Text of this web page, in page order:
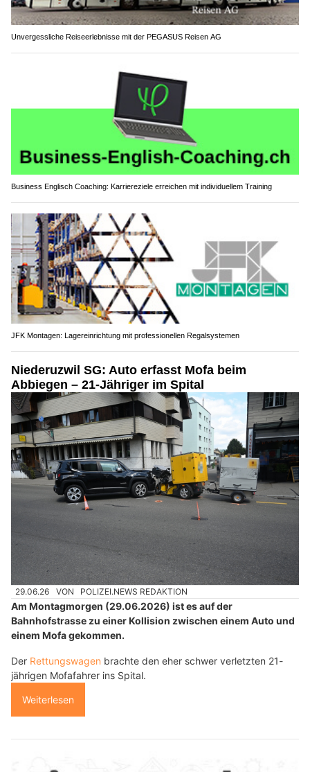
Unvergessliche Reiseerlebnisse mit der PEGASUS Reisen AG
Business Englisch Coaching: Karriereziele erreichen mit individuellem Training
JFK Montagen: Lagereinrichtung mit professionellen Regalsystemen
Niederuzwil SG: Auto erfasst Mofa beim
Abbiegen – 21-Jähriger im Spital
29.06.26 VON POLIZEI.NEWS REDAKTION
Am Montagmorgen (29.06.2026) ist es auf der
Bahnhofstrasse zu einer Kollision zwischen einem Auto und
einem Mofa gekommen.
Der Rettungswagen brachte den eher schwer verletzten 21-
jährigen Mofafahrer ins Spital.
Weiterlesen